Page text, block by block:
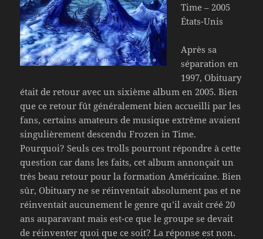
Time – 2005
États-Unis
Après sa
séparation en
1997, Obituary
était de retour avec un sixième album en 2005. Bien
que ce retour fût généralement bien accueilli par les
fans, certains amateurs de musique extrême avaient
singulièrement descendu Frozen in Time.
Pourquoi? Seuls ces trolls pourront répondre à cette
question car dans les faits, cet album annonçait un
très beau retour pour la formation Américaine. Bien
sûr, Obituary ne se réinventait absolument pas et ne
réinventait aucunement le genre qu’il avait créé 20
ans auparavant mais est-ce que le groupe se devait
de réinventer quoi que ce soit? La réponse est non.